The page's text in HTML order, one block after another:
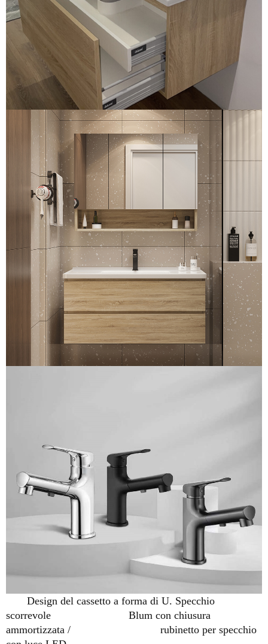
Design del cassetto a forma di U. Specchio
scorrevole
Blum con chiusura
ammortizzata /
rubinetto per specchio